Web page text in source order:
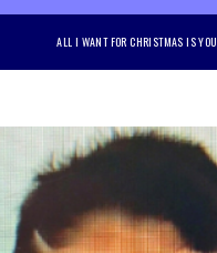
ALL I WANT FOR CHRISTMAS IS YOU